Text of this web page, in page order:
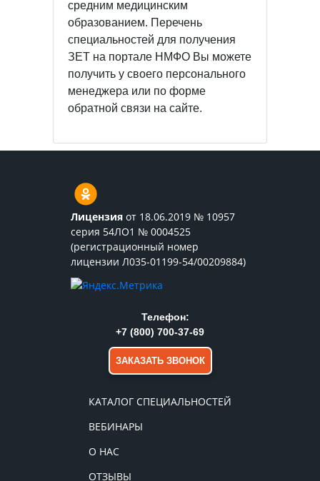
средним медицинским
образованием. Перечень
специальностей для получения
ЗЕТ на портале НМФО Вы можете
получить у своего персонального
менеджера или по форме
обратной связи на сайте.
Лицензия от 18.06.2019 № 10957
серия 54ЛО1 № 0004525
(регистрационный номер
лицензии Л035-01199-54/00209884)
КАТАЛОГ СПЕЦИАЛЬНОСТЕЙ
ВЕБИНАРЫ
О НАС
ОТЗЫВЫ
Телефон:
+7 (800) 700-37-69
ЗАКАЗАТЬ ЗВОНОК